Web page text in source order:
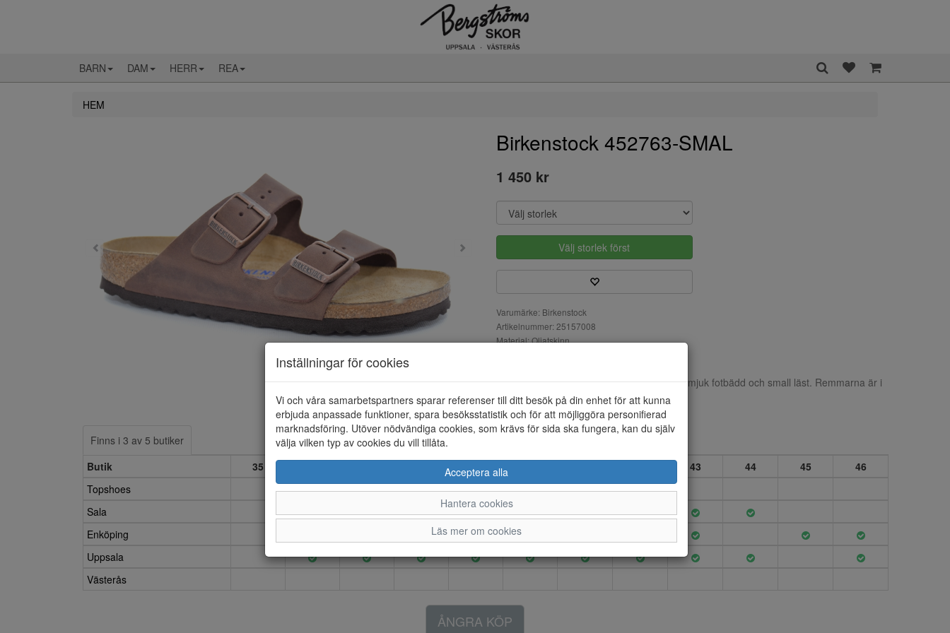
BARN DAM HERR REA
HEM
Birkenstock 452763-SMAL
1 450 kr
Välj storlek först
Varumärke: Birkenstock
Artikelnummer: 25157008
Material: Oljatskinn
Birkenstocks klassiska Arizonamodell med mjuk fotbädd och small läst. Remmarna är i
oljat nubuk läder.
Finns i 3 av 5 butiker
Butik
35 39 43 44 45
46
Topshoes
Sala
Enköping
Uppsala
Västerås
ÅNGRA KÖP
Inställningar för cookies
Vi och våra samarbetspartners sparar referenser till ditt besök på din enhet för att kunna
erbjuda anpassade funktioner, spara besöksstatistik och för att möjliggöra personifierad
marknadsföring. Utöver nödvändiga cookies, som krävs för sida ska fungera, kan du själv
välja vilken typ av cookies du vill tillåta.
Acceptera alla
Hantera cookies
Läs mer om cookies